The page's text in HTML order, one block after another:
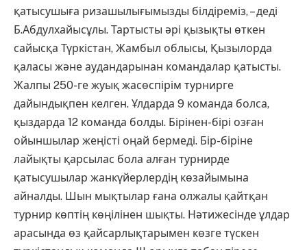
қатысушыға ризашылығымызды білдіреміз, – деді
Б.Абдулхайысұлы. Тартысты әрі қызықты өткен
сайысқа Түркістан, Жамбыл облысы, Қызылорда
қаласы және аудандарынан командалар қатысты.
Жалпы 250-ге жуық жасөспірім турнирге
дайындықпен келген. Ұлдарда 9 команда болса,
қыздарда 12 команда болды. Бірінен-бірі озған
ойыншылар жеңісті оңай бермеді. Бір-біріне
лайықты қарсылас бола алған турнирде
қатысушылар жанкүйерлердің көзайымына
айналды. Шын мықтылар ғана олжалы қайтқан
турнир көптің көңілінен шықты. Нәтижесінде ұлдар
арасында өз қайсарлықтарымен көзге түскен